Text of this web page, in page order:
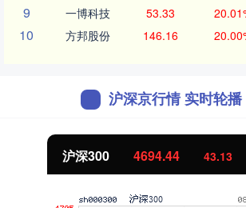
9 一博科技 53.33
10 方邦股份 146.16
沪深京行情 实时轮播
沪深300 4694.44 43.13